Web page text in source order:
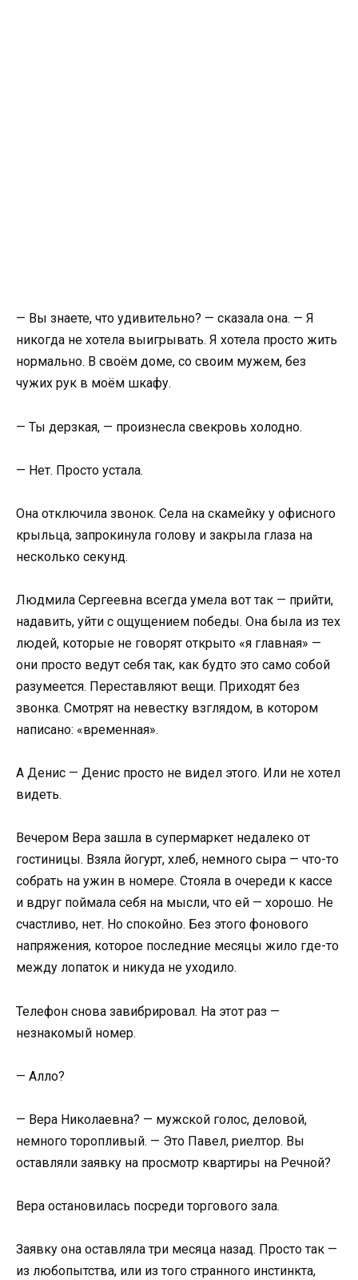
— Вы знаете, что удивительно? — сказала она. — Я
никогда не хотела выигрывать. Я хотела просто жить
нормально. В своём доме, со своим мужем, без
чужих рук в моём шкафу.
— Ты дерзкая, — произнесла свекровь холодно.
— Нет. Просто устала.
Она отключила звонок. Села на скамейку у офисного
крыльца, запрокинула голову и закрыла глаза на
несколько секунд.
Людмила Сергеевна всегда умела вот так — прийти,
надавить, уйти с ощущением победы. Она была из тех
людей, которые не говорят открыто «я главная» —
они просто ведут себя так, как будто это само собой
разумеется. Переставляют вещи. Приходят без
звонка. Смотрят на невестку взглядом, в котором
написано: «временная».
А Денис — Денис просто не видел этого. Или не хотел
видеть.
Вечером Вера зашла в супермаркет недалеко от
гостиницы. Взяла йогурт, хлеб, немного сыра — что-то
собрать на ужин в номере. Стояла в очереди к кассе
и вдруг поймала себя на мысли, что ей — хорошо. Не
счастливо, нет. Но спокойно. Без этого фонового
напряжения, которое последние месяцы жило где-то
между лопаток и никуда не уходило.
Телефон снова завибрировал. На этот раз —
незнакомый номер.
— Алло?
— Вера Николаевна? — мужской голос, деловой,
немного торопливый. — Это Павел, риелтор. Вы
оставляли заявку на просмотр квартиры на Речной?
Вера остановилась посреди торгового зала.
Заявку она оставляла три месяца назад. Просто так —
из любопытства, или из того странного инстинкта,